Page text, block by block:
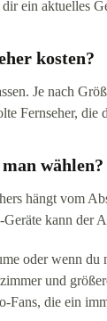
ein aktuelles
kosten?
Je nach
Fernseher,
wählen?
hängt vom
kann der
oder wenn du
und
die ein